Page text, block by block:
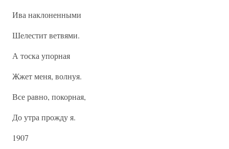
Ива наклоненными
Шелестит ветвями.
А тоска упорная
Жжет меня, волнуя.
Все равно, покорная,
До утра прожду я.
1907